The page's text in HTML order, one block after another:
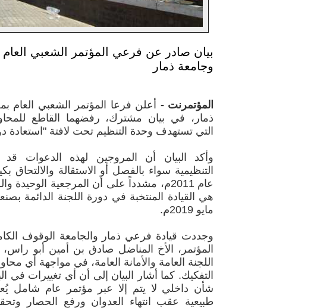
بيان صادر عن فرعي المؤتمر الشعبي
وجامعة ذمار
المؤتمرنت -
أعلن فرعا المؤتمر الشعبي العام
ذمار، في بيان مشترك، رفضهما القاطع
التي تستهدف وحدة التنظيم تحت لافتة "استعادة
وأكد البيان أن المروجين لهذه الدعوات قد
التنظيمية سواء بالفصل أو الاستقالة والالتحاق
عام 2011م، مشدداً على أن المرجعية الوحيدة
هي القيادة المنتخبة في دورة اللجنة الدائمة
مايو 2019م.
وجددت قيادة فرعي ذمار والجامعة الوقوف
المؤتمر، الأخ المناضل صادق بن أمين أبو راس،
اللجنة العامة والأمانة العامة، في مواجهة أي
التفكيك. كما أشار البيان إلى أن أي تغييرات في
شأن داخلي لا يتم إلا عبر مؤتمر عام
طبيعية عقب انتهاء العدوان ورفع الحصار